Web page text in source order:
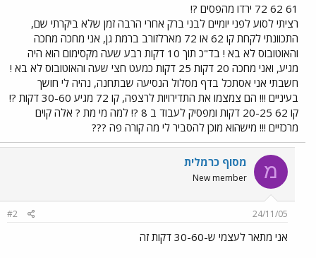
61 62 72 ירדו מהפסים ?!
רציתי לסוע לפני יומיים לבני ברק אחרי הרבה זמן שלא ביקרתי שם,
התכוונתי לקחת קו 62 או 72 מארלזורב ברמת גן, אני מחכה מחכה
והאוטובוס לא בא ! בד"כ תוך 10 דקות רבע שעה מקסימום הוא היה
מגיע, ואני מחכה 20 דקות 25 דקות כמעט חצי שעה והאוטובוס לא בא !
חשבתי אני אסתכל בדף מסלול הנסיעה שבתחנה, נהיה לי חושך
בעיניים !!! הם צמצמו את התדירויות לרצפה, קו 72 מגיע 30-60 דקות ?!
קו 62 20-25 דקות ומפסיק לעבוד ב 8 ?! למה מי מת ? אלה קוים
מרכזיים !!! מישהוא מוכן להסביר לי מה קורה פה ???
מ מסוף כרמלית
New member
24/11/05
#2
אני מתאר לעצמי ש-30-60 דקות זה